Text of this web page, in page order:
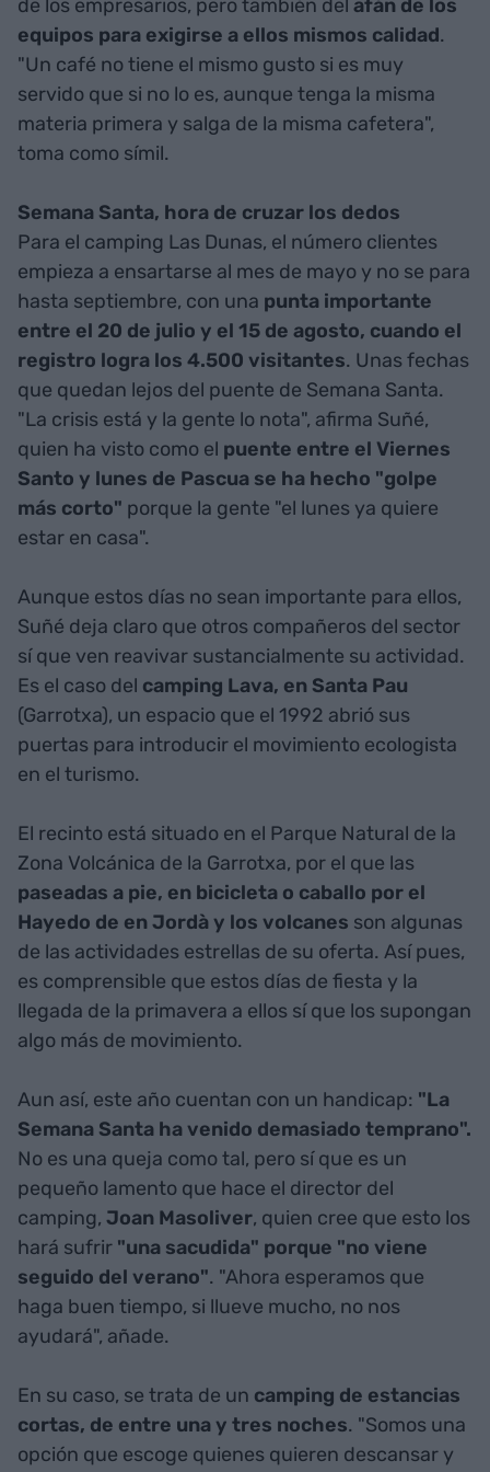
de los empresarios, pero también del afán de los
equipos para exigirse a ellos mismos calidad.
"Un café no tiene el mismo gusto si es muy
servido que si no lo es, aunque tenga la misma
materia primera y salga de la misma cafetera",
toma como símil.
Semana Santa, hora de cruzar los dedos
Para el camping Las Dunas, el número clientes
empieza a ensartarse al mes de mayo y no se para
hasta septiembre, con una punta importante
entre el 20 de julio y el 15 de agosto, cuando el
registro logra los 4.500 visitantes. Unas fechas
que quedan lejos del puente de Semana Santa.
"La crisis está y la gente lo nota", afirma Suñé,
quien ha visto como el puente entre el Viernes
Santo y lunes de Pascua se ha hecho "golpe
más corto" porque la gente "el lunes ya quiere
estar en casa".
Aunque estos días no sean importante para ellos,
Suñé deja claro que otros compañeros del sector
sí que ven reavivar sustancialmente su actividad.
Es el caso del camping Lava, en Santa Pau
(Garrotxa), un espacio que el 1992 abrió sus
puertas para introducir el movimiento ecologista
en el turismo.
El recinto está situado en el Parque Natural de la
Zona Volcánica de la Garrotxa, por el que las
paseadas a pie, en bicicleta o caballo por el
Hayedo de en Jordà y los volcanes son algunas
de las actividades estrellas de su oferta. Así pues,
es comprensible que estos días de fiesta y la
llegada de la primavera a ellos sí que los supongan
algo más de movimiento.
Aun así, este año cuentan con un handicap: "La
Semana Santa ha venido demasiado temprano".
No es una queja como tal, pero sí que es un
pequeño lamento que hace el director del
camping, Joan Masoliver, quien cree que esto los
hará sufrir "una sacudida" porque "no viene
seguido del verano". "Ahora esperamos que
haga buen tiempo, si llueve mucho, no nos
ayudará", añade.
En su caso, se trata de un camping de estancias
cortas, de entre una y tres noches. "Somos una
opción que escoge quienes quieren descansar y